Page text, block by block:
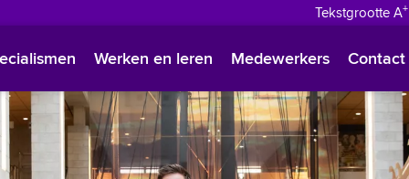
Tekstgrootte A+
Polski
Türkçe
Arabisch
Werken en leren Medewerkers Contact